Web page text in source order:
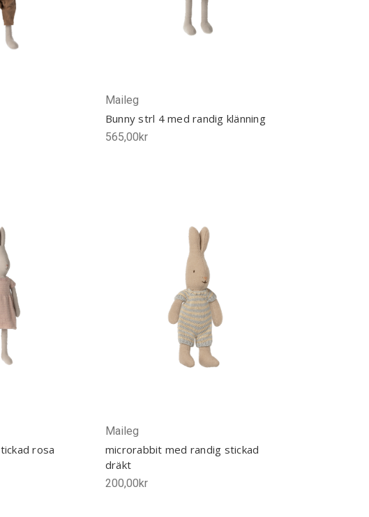
Maileg
Bunny strl 4 med randig klänning
565,00kr
rosa
Maileg
microrabbit med randig stickad
dräkt
200,00kr